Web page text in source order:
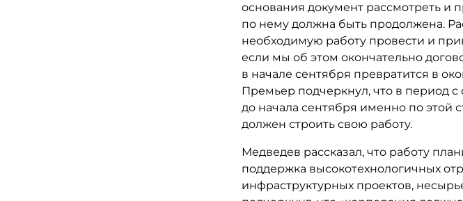
основания документ рассмотреть и
по нему должна быть продолжена.
необходимую работу провести и
если мы об этом окончательно
в начале сентября превратится в
Премьер подчеркнул, что в период с
до начала сентября именно по этой
должен строить свою работу.
Медведев рассказал, что работу
поддержка высокотехнологичных
инфраструктурных проектов,